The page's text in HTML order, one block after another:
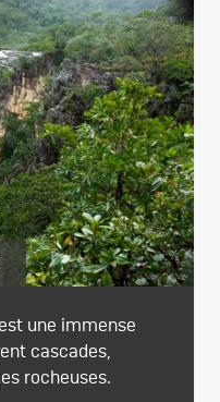
une immense
cascades,
rocheuses.